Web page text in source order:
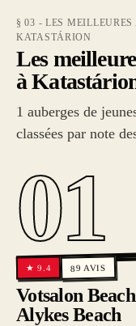
§ 03 - LES
KATASTÁRION
Les
à
1 auberges de
classées par note
01
★9.4 89 AVIS
Votsalon
Alykes Beach